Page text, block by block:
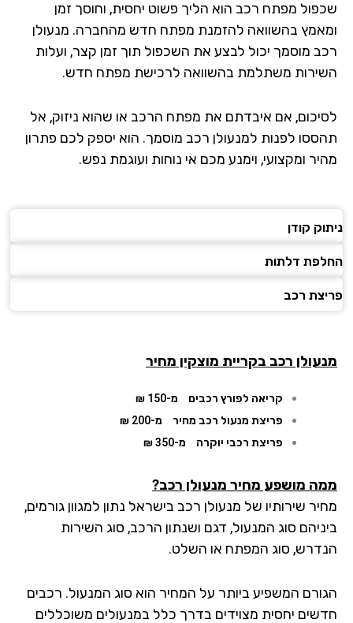
שכפול מפתח רכב הוא הליך פשוט יחסית, וחוסך זמן
ומאמץ בהשוואה להזמנת מפתח חדש מהחברה. מנעולן
רכב מוסמך יכול לבצע את השכפול תוך זמן קצר, ועלות
השירות משתלמת בהשוואה לרכישת מפתח חדש.
לסיכום, אם איבדתם את מפתח הרכב או שהוא ניזוק, אל
תהססו לפנות למנעולן רכב מוסמך. הוא יספק לכם פתרון
מהיר ומקצועי, וימנע מכם אי נוחות ועוגמת נפש.
ניתוק קודן
החלפת דלתות
פריצת רכב
מנעולן רכב בקריית מוצקין מחיר
קריאה לפורץ רכבים
מ-150 ₪
פריצת מנעול רכב מחיר
מ-200 ₪
פריצת רכבי יוקרה
מ-350 ₪
ממה מושפע מחיר מנעולן רכב?
מחיר שירותיו של מנעולן רכב בישראל נתון למגוון גורמים,
ביניהם סוג המנעול, דגם ושנתון הרכב, סוג השירות
הנדרש, סוג המפתח או השלט.
הגורם המשפיע ביותר על המחיר הוא סוג המנעול. רכבים
חדשים יחסית מצוידים בדרך כלל במנעולים משוכללים